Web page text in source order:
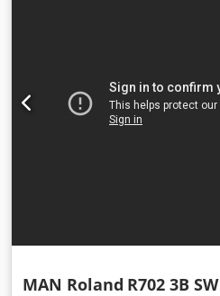
MAN Roland R702 3B SW